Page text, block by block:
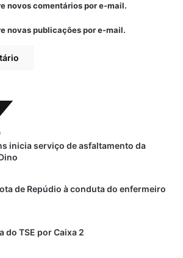
novos comentários por e-mail.
novas publicações por e-mail.
inicia serviço de asfaltamento da
de Repúdio à conduta do enfermeiro
do TSE por Caixa 2